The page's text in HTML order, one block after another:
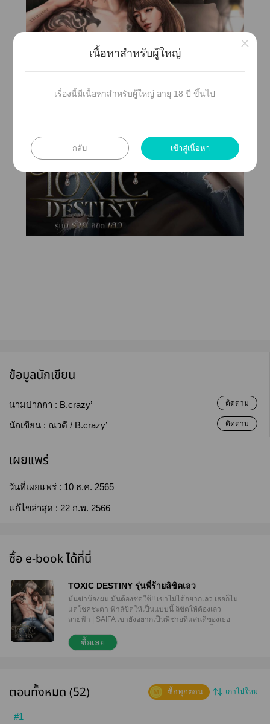
ข้อมูลนักเขียน
นามปากกา : B.crazy’ ติดตาม
นักเขียน : ณวดี / B.crazy’ ติดตาม
เผยแพร่
วันที่เผยแพร่ : 10 ธ.ค. 2565
แก้ไขล่าสุด : 22 ก.พ. 2566
ซื้อ e-book ได้ที่นี่
TOXIC DESTINY รุ่นพี่ร้ายลิขิตเลว
มันฆ่าน้องผม มันต้องชดใช้!! เขาไม่ได้อยากเลว เธอก็ไม่
แต่โชคชะตา ฟ้าลิขิตให้เป็นแบบนี้ ลิขิตให้ต้องเลว
สายฟ้า | SAIFA เขายังอยากเป็นพี่ชายที่แสนดีของเธอ
ให้เธอได้แค่ รุ่นพี่(แสน)ร้าย “เธอบอกเองนะ ว่ายอมทุก
อย่าง” เจ้าขา | JAOKHA เธอยังอยากเป็นรุ่นน้องที่น่ารัก
ขอร้อง” ———————————————————-
“อ้าปากแล้วกินเข้าไป” “…” “บอกให้อ้าปาก!!!” “ฮึก!”
ซื้อเลย
ตอนทั้งหมด (52) เก่าไปใหม่
ซื้อทุกตอน
#1
เนื้อหาสำหรับผู้ใหญ่
เรื่องนี้มีเนื้อหาสำหรับผู้ใหญ่ อายุ 18 ปี ขึ้นไป
กลับ เข้าสู่เนื้อหา
×